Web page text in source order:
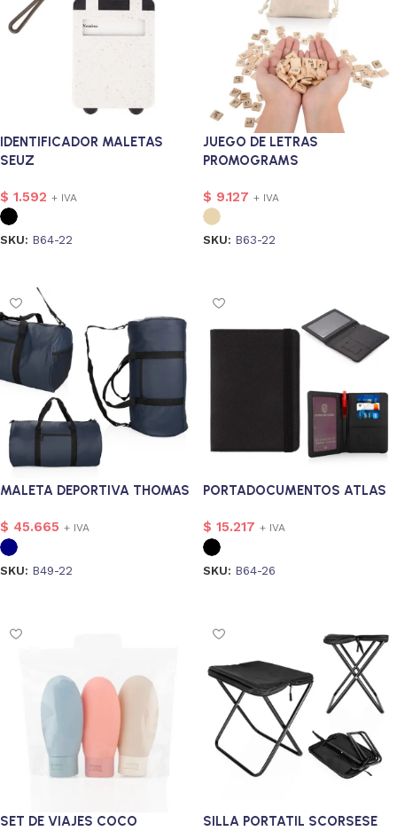
IDENTIFICADOR MALETAS
SEUZ
$ 1.592 + IVA
SKU: B64-22
JUEGO DE LETRAS
PROMOGRAMS
$ 9.127 + IVA
SKU: B63-22
MALETA DEPORTIVA THOMAS
$ 45.665 + IVA
SKU: B49-22
PORTADOCUMENTOS ATLAS
$ 15.217 + IVA
SKU: B64-26
SET DE VIAJES COCO SILLA PORTATIL SCORSESE